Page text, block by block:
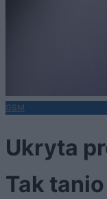
GSM
Ukryta
Tak